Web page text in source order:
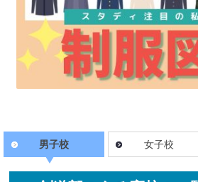
男子校 女子校